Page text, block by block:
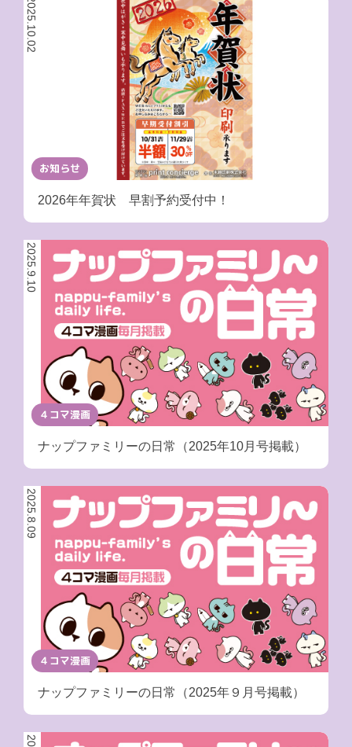
2025.10.02
お知らせ
2026年年賀状 早割予約受付中！
2025.9.10
４コマ漫画
ナップファミリーの日常（2025年10月号掲載）
2025.8.09
４コマ漫画
ナップファミリーの日常（2025年９月号掲載）